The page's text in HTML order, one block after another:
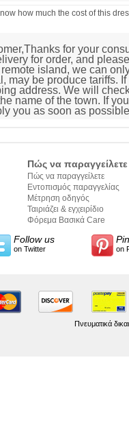
how much the cost of this
for your
for order, and
remote island, we can
may be produce tariffs.
address. We will
name of the town. If
you as soon as
Πώς να παραγγείλετε
Πώς να παραγγείλετε
Εντοπισμός παραγγελίας
Μέτρηση οδηγός
Ταιριάζει & εγχειρίδιο
σύνταξης κειμένων
Φόρεμα Βασικά Care
Follow us
on Twitter on
Πνευματικά